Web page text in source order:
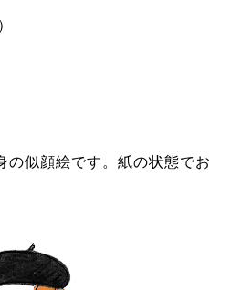
の似顔絵です。紙の状態でお